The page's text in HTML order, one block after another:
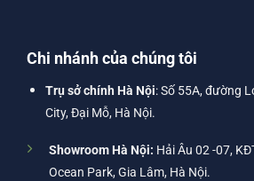
Chi nhánh của chúng tôi
Trụ sở chính Hà Nội: Số 55A, đường
City, Đại Mỗ, Hà Nội.
Showroom Hà Nội: Hải Âu 02 -07,
Ocean Park, Gia Lâm, Hà Nội.